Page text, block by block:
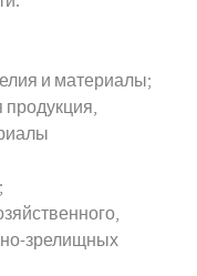
и материалы;
продукция,
зрелищных